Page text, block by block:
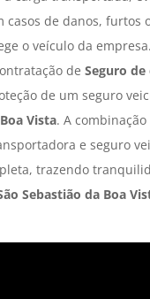
casos de danos, furtos
o veículo da
de Seguro de
de um seguro
Vista. A
e seguro
trazendo
Sebastião da Boa